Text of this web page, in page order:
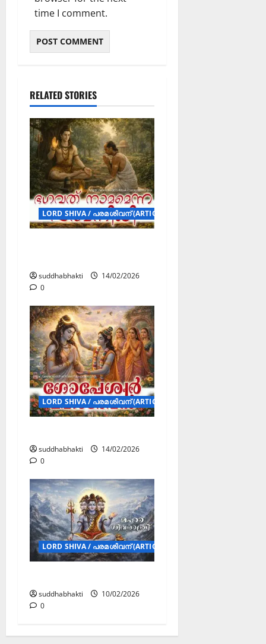
time I comment.
RELATED STORIES
LORD SHIVA / പരമശിവന് (ARTICLES)
suddhabhakti
14/02/2026
0
LORD SHIVA / പരമശിവന് (ARTICLES)
suddhabhakti
14/02/2026
0
LORD SHIVA / പരമശിവന് (ARTICLES)
suddhabhakti
10/02/2026
0